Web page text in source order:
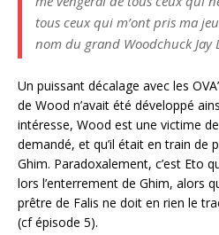
tous ceux qui m’ont pris ma
nom du grand Woodchuck Jay
Un puissant décalage avec les
de Wood n’avait été développé
intéresse, Wood est une victime de
demandé, et qu’il était en train de
Ghim. Paradoxalement, c’est Eto
lors l’enterrement de Ghim, alors
prêtre de Falis ne doit en rien le
(cf épisode 5).